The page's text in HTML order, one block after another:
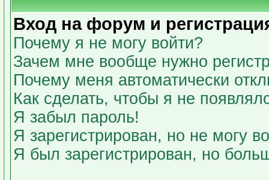
Вход на форум и
Почему я не могу войти?
Зачем мне вообще нужно
Почему меня автоматически
Как сделать, чтобы я не
Я забыл пароль!
Я зарегистрирован, но не могу
Я был зарегистрирован, но